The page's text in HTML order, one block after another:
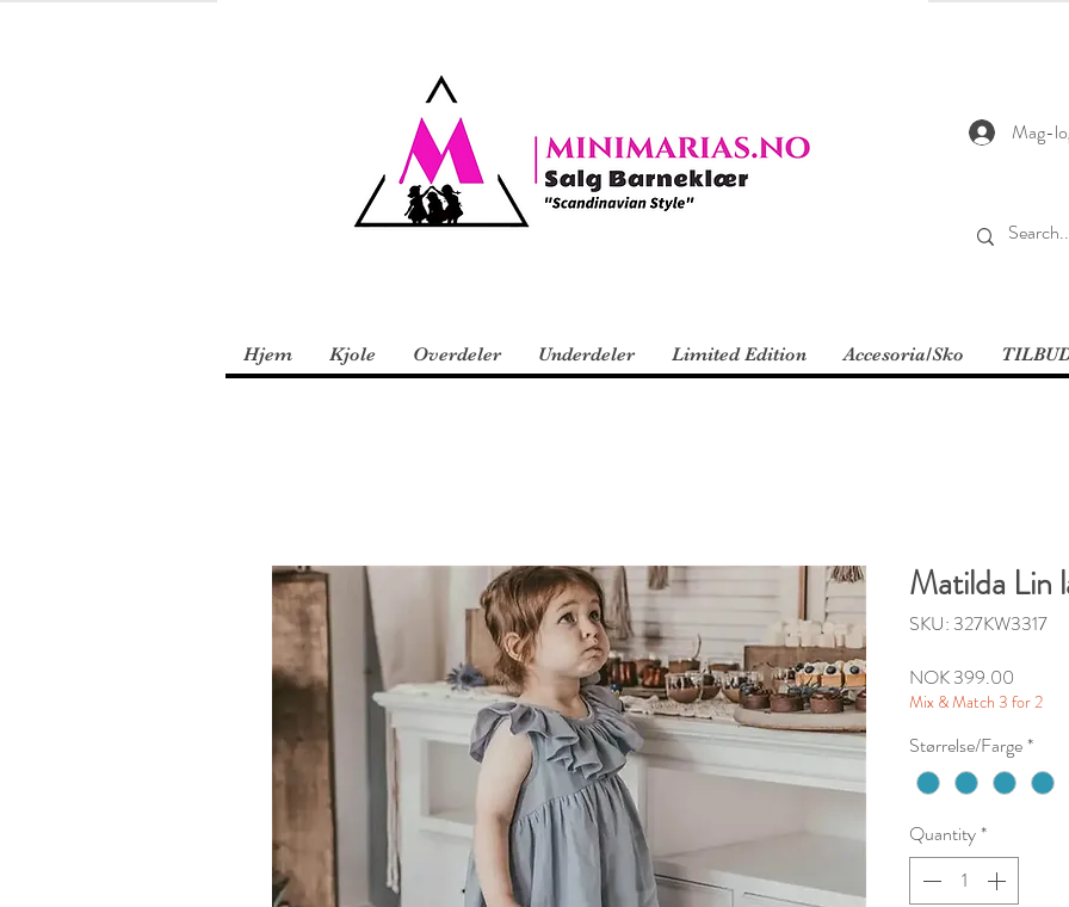
Mag-
Hjem Kjole Overdeler Underdeler Limited Edition Accesoria/Sko
Matilda Lin
SKU: 327KW3317
NOK 399.00
Mix & Match 3 for 2
Størrelse/Farge*
Quantity*